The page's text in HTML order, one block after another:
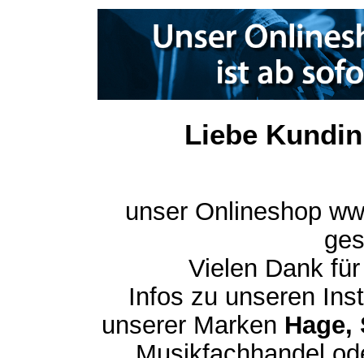
Liebe
unser Onlineshop
Vielen Dank
Infos zu unseren
unserer Marken Hage,